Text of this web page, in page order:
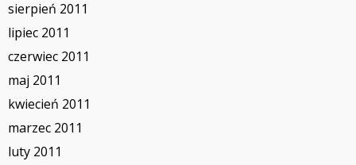
sierpień 2011
lipiec 2011
czerwiec 2011
maj 2011
kwiecień 2011
marzec 2011
luty 2011